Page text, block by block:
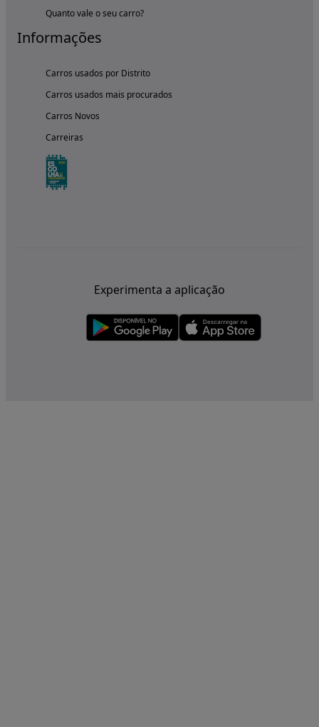
Quanto vale o seu carro?
Informações
Carros usados por Distrito
Carros usados mais procurados
Carros Novos
Carreiras
Experimenta a aplicação